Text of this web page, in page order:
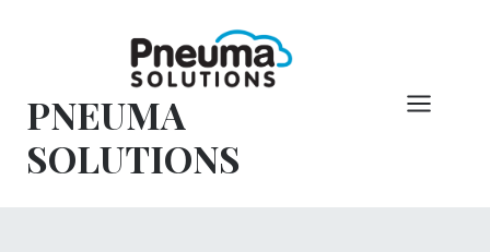
PNEUMA
SOLUTIONS